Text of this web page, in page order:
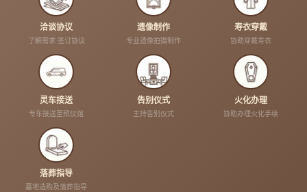
洽谈协议
了解需求 签订协议
遗像制作
专业遗像拍摄制作
寿衣穿戴
协助穿戴寿衣
灵车接送
专车接送至殡仪馆
告别仪式
主持告别仪式
火化办理
协助办理火化手续
落葬指导
墓地选购及落葬指导